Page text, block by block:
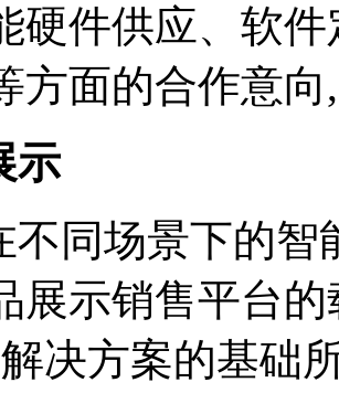
硬件供应、软
方面的合作意
示
不同场景下的智
展示销售平台
决方案的基础